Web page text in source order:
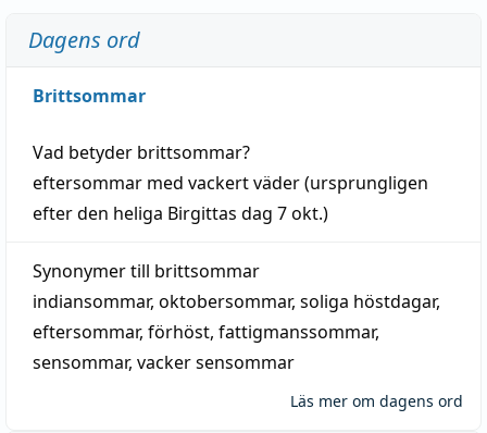
Dagens ord
Brittsommar
Vad betyder brittsommar?
eftersommar med vackertväder(ursprungligen
efter den heliga Birgittas dag 7 okt.)
Synonymer till brittsommar
indiansommar, oktobersommar, soliga höstdagar,
eftersommar, förhöst, fattigmanssommar,
sensommar, vacker sensommar
Läs mer om dagens ord